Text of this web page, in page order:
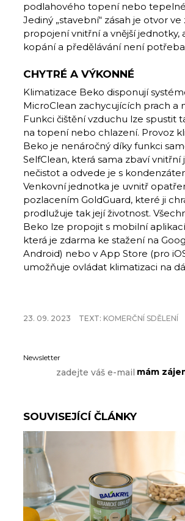
podlahového topení nebo
Jediný „stavební“ zásah je otvor ve
propojení vnitřní a vnější jednotky,
kopání a předělávání není
CHYTRÉ A VÝKONNÉ
Klimatizace Beko disponují
MicroClean zachycujících prach a
Funkci čištění vzduchu lze spustit
na topení nebo chlazení. Provoz
Beko je nenáročný díky funkci
SelfClean, která sama zbaví vnitřní
nečistot a odvede je s
Venkovní jednotka je uvnitř
pozlacením GoldGuard, které ji
prodlužuje tak její životnost.
Beko lze propojit s mobilní
která je zdarma ke stažení na
Android) nebo v App Store (pro
umožňuje ovládat klimatizaci na
23. 09. 2023 TEXT: KOMERČNÍ SDĚLENÍ
Newsletter
SOUVISEJÍCÍ ČLÁNKY